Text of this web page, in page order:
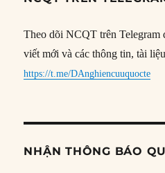
Theo dõi NCQT trên Telegram
viết mới và các thông tin, tài
https://t.me/DAnghiencuuquocte
NHẬN THÔNG BÁO